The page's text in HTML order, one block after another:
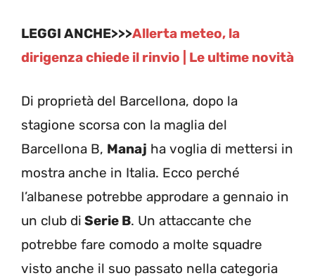
LEGGI ANCHE>>>Allerta meteo, la
dirigenza chiede il rinvio | Le ultime novità
Di proprietà del Barcellona, dopo la
stagione scorsa con la maglia del
Barcellona B, Manaj ha voglia di mettersi in
mostra anche in Italia. Ecco perché
l’albanese potrebbe approdare a gennaio in
un club di Serie B. Un attaccante che
potrebbe fare comodo a molte squadre
visto anche il suo passato nella categoria